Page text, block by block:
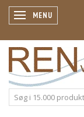
SKIFTE NAVIGATION
MENU